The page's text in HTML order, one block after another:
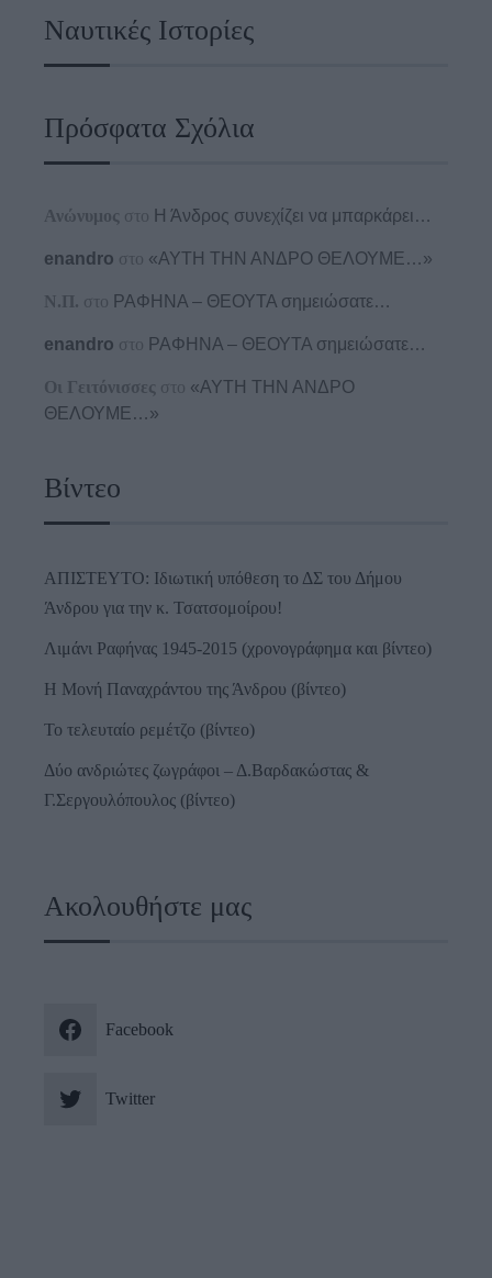
Ναυτικές Ιστορίες
Πρόσφατα Σχόλια
Ανώνυμος στο Η Άνδρος συνεχίζει να μπαρκάρει…
enandro στο «ΑΥΤΗ ΤΗΝ ΑΝΔΡΟ ΘΕΛΟΥΜΕ…»
Ν.Π. στο ΡΑΦΗΝΑ – ΘΕΟΥΤΑ σημειώσατε…
enandro στο ΡΑΦΗΝΑ – ΘΕΟΥΤΑ σημειώσατε…
Οι Γειτόνισσες στο «ΑΥΤΗ ΤΗΝ ΑΝΔΡΟ
ΘΕΛΟΥΜΕ…»
Βίντεο
ΑΠΙΣΤΕΥΤΟ: Ιδιωτική υπόθεση το ΔΣ του Δήμου
Άνδρου για την κ. Τσατσομοίρου!
Λιμάνι Ραφήνας 1945-2015 (χρονογράφημα και βίντεο)
Η Μονή Παναχράντου της Άνδρου (βίντεο)
Το τελευταίο ρεμέτζο (βίντεο)
Δύο ανδριώτες ζωγράφοι – Δ.Βαρδακώστας &
Γ.Σεργουλόπουλος (βίντεο)
Ακολουθήστε μας
Facebook
Twitter